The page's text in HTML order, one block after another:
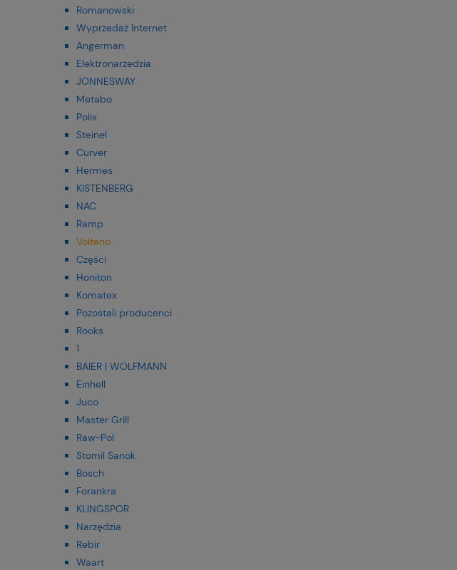
Romanowski
Wyprzedaż Internet
Angerman
Elektronarzedzia
JONNESWAY
Metabo
Polix
Steinel
Curver
Hermes
KISTENBERG
NAC
Ramp
Volteno
Części
Honiton
Komatex
Pozostali producenci
Rooks
1
BAIER | WOLFMANN
Einhell
Juco
Master Grill
Raw-Pol
Stomil Sanok
Bosch
Forankra
KLINGSPOR
Narzędzia
Rebir
Waart